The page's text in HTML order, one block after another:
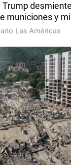
Trump
municiones y
Las Américas